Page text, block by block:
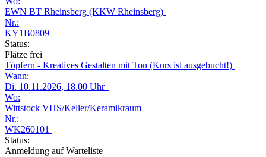
EWN BT Rheinsberg (KKW Rheinsberg)
Nr.:
KY1B0809
Status:
Plätze frei
Töpfern - Kreatives Gestalten mit Ton (Kurs ist ausgebucht!)
Wann:
Di. 10.11.2026, 18.00 Uhr
Wo:
Wittstock VHS/Keller/Keramikraum
Nr.:
WK260101
Status:
Anmeldung auf Warteliste